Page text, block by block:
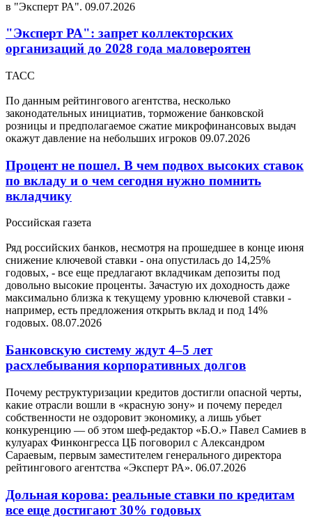
в "Эксперт РА". 09.07.2026
"Эксперт РА": запрет коллекторских
организаций до 2028 года маловероятен
ТАСС
По данным рейтингового агентства, несколько
законодательных инициатив, торможение банковской
розницы и предполагаемое сжатие микрофинансовых выдач
окажут давление на небольших игроков 09.07.2026
Процент не пошел. В чем подвох высоких ставок
по вкладу и о чем сегодня нужно помнить
вкладчику
Российская газета
Ряд российских банков, несмотря на прошедшее в конце июня
снижение ключевой ставки - она опустилась до 14,25%
годовых, - все еще предлагают вкладчикам депозиты под
довольно высокие проценты. Зачастую их доходность даже
максимально близка к текущему уровню ключевой ставки -
например, есть предложения открыть вклад и под 14%
годовых. 08.07.2026
Банковскую систему ждут 4–5 лет
расхлебывания корпоративных долгов
Почему реструктуризации кредитов достигли опасной черты,
какие отрасли вошли в «красную зону» и почему передел
собственности не оздоровит экономику, а лишь убьет
конкуренцию — об этом шеф-редактор «Б.О.» Павел Самиев в
кулуарах Финконгресса ЦБ поговорил с Александром
Сараевым, первым заместителем генерального директора
рейтингового агентства «Эксперт РА». 06.07.2026
Дольная корова: реальные ставки по кредитам
все еще достигают 30% годовых